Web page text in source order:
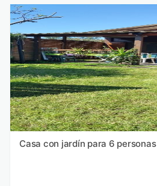
Casa con jardín para 6 personas